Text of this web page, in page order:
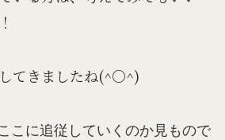
てきましたね(^○^)
こに追従していくのか見もので